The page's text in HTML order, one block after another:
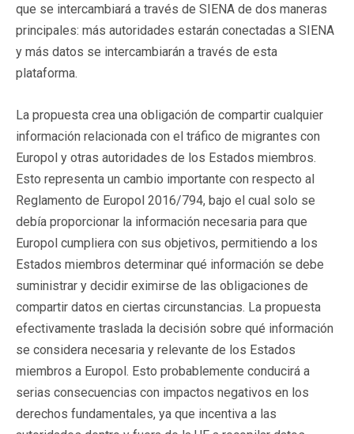
que se intercambiará a través de SIENA de dos maneras
principales: más autoridades estarán conectadas a SIENA
y más datos se intercambiarán a través de esta
plataforma.
La propuesta crea una obligación de compartir cualquier
información relacionada con el tráfico de migrantes con
Europol y otras autoridades de los Estados miembros.
Esto representa un cambio importante con respecto al
Reglamento de Europol 2016/794, bajo el cual solo se
debía proporcionar la información necesaria para que
Europol cumpliera con sus objetivos, permitiendo a los
Estados miembros determinar qué información se debe
suministrar y decidir eximirse de las obligaciones de
compartir datos en ciertas circunstancias. La propuesta
efectivamente traslada la decisión sobre qué información
se considera necesaria y relevante de los Estados
miembros a Europol. Esto probablemente conducirá a
serias consecuencias con impactos negativos en los
derechos fundamentales, ya que incentiva a las